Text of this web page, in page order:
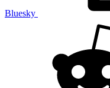
Bluesky